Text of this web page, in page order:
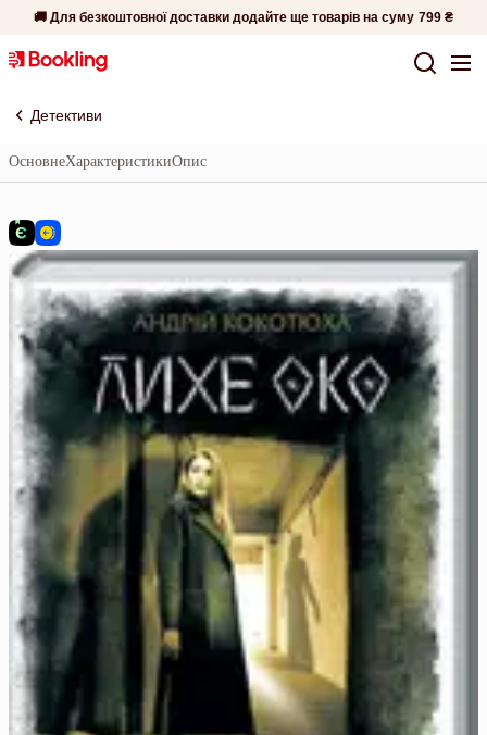
🚚 Для безкоштовної доставки додайте ще товарів на суму 799 ₴
Детективи
ОсновнеХарактеристикиОпис